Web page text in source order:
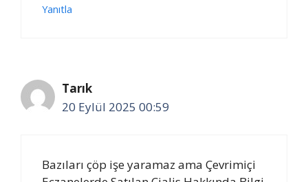
Yanıtla
Tarık
20 Eylül 2025 00:59
Bazıları çöp işe yaramaz ama Çevrimiçi